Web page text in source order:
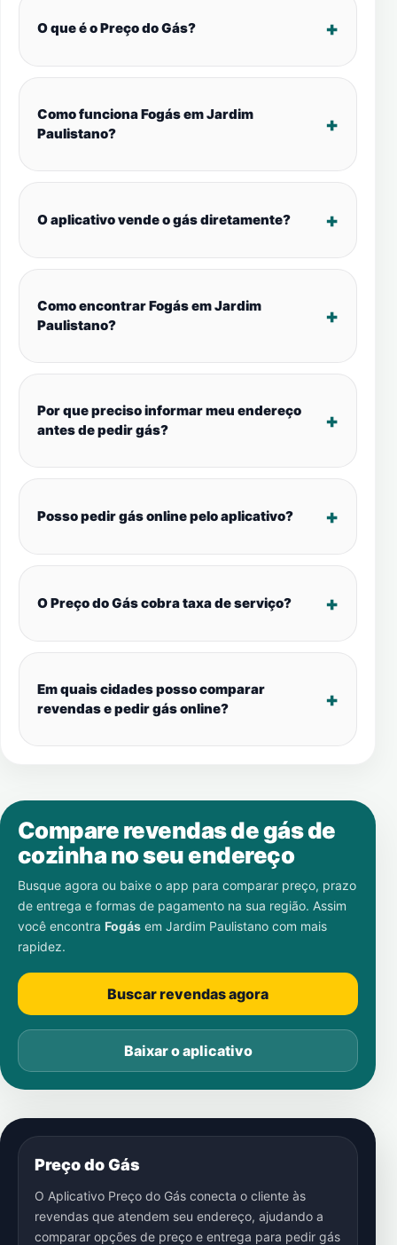
O que é o Preço do Gás?
Como funciona Fogás em Jardim
Paulistano?
O aplicativo vende o gás diretamente?
Como encontrar Fogás em Jardim
Paulistano?
Por que preciso informar meu endereço
antes de pedir gás?
Posso pedir gás online pelo aplicativo?
O Preço do Gás cobra taxa de serviço?
Em quais cidades posso comparar
revendas e pedir gás online?
Compare revendas de gás de
cozinha no seu endereço
Busque agora ou baixe o app para comparar preço, prazo
de entrega e formas de pagamento na sua região. Assim
você encontra Fogás em Jardim Paulistano com mais
rapidez.
Buscar revendas agora
Baixar o aplicativo
Preço do Gás
O Aplicativo Preço do Gás conecta o cliente às
revendas que atendem seu endereço, ajudando a
comparar opções de preço e entrega para pedir gás